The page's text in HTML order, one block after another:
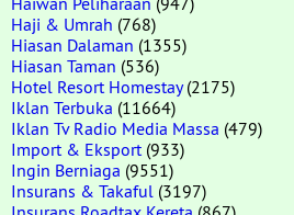
Haji & Umrah (768)
Hiasan Dalaman (1355)
Hiasan Taman (536)
Hotel Resort Homestay(2175)
Iklan Terbuka (11664)
Iklan Tv Radio Media Massa (479)
Import & Eksport (933)
Ingin Berniaga (9551)
Insurans & Takaful (3197)